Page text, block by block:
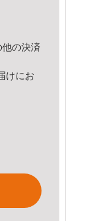
の決済
けにお